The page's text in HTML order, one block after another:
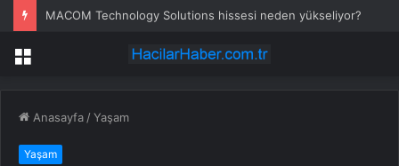
MACOM Technology Solutions hissesi neden yükseliyor?
Menü
Anasayfa /Yaşam
Yaşam